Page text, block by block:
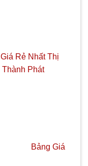
Rẻ Nhất Thị
Phát
Bảng Giá